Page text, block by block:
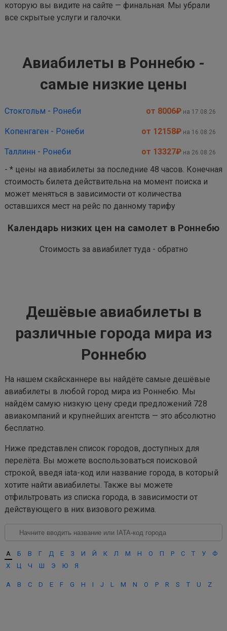
которую вы видите на сайте — финальная. Мы убрали
все скрытые услуги и галочки.
Авиабилеты в Роннебю -
самые низкие цены
Стокгольм - Ронеби от 8006₽ на 17.08.26
Копенгаген - Ронеби от 12158₽ на 16.08.26
Таллинн - Ронеби от 13327₽ на 26.08.26
- * цены на авиабилеты за последние 48 часов. Конечная
стоимость билета действительна на момент поиска и
может меняться в зависимости от количества
оставшихся мест на рейс по данному тарифу
Календарь низких цен на самолет в Роннебю
Стоимость за авиабилет туда - обратно
Дешёвые авиабилеты в
различные города мира из
Роннебю
На нашем скайсканнере вы найдёте самые дешёвые
авиабилеты в любой город мира из Роннебю. Мы
найдём самую низкую цену среди предложений 728
авиакомпаний и крупнейших агентств — это абсолютно
бесплатно.
Ниже представлен список городов, доступных для
перелёта. Вы можете воспользоваться поисковой
строкой, введя iata-код или название города, в который
хотите найти авиабилеты. Также вы можете
отфильтровать из списка города, в зависимости от
действующего в них визового режима.
А Б В Г Д Е З И Й К Л М Н О П Р С Т У
Ф
Х
Ц Ч Ш Э Ю Я
A B C D E F G H I J L M N O P R S T U Z